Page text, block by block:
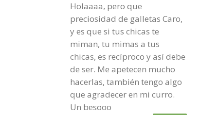
Holaaaa, pero que
preciosidad de galletas Caro,
y es que si tus chicas te
miman, tu mimas a tus
chicas, es recíproco y así debe
de ser. Me apetecen mucho
hacerlas, también tengo algo
que agradecer en mi curro.
Un besooo